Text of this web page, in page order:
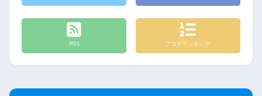
RSS ブログランキング